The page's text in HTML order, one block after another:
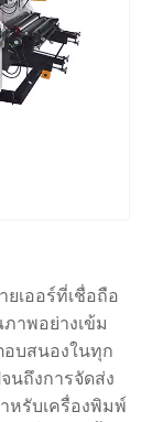
เออร์ที่เชื่อถือ
าพอย่างเข้ม
บสนองในทุก
นถึงการจัดส่ง
หรับเครื่องพิมพ์